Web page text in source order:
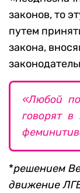
законов, то
путем
закона,
«Любой
говорят в
*решением
движение